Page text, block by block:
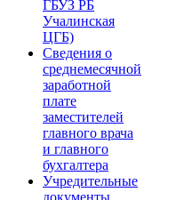
ГБУЗ РБ
Учалинская
ЦГБ)
Сведения о
среднемесячной
заработной
плате
заместителей
главного врача
и главного
бухгалтера
Учредительные